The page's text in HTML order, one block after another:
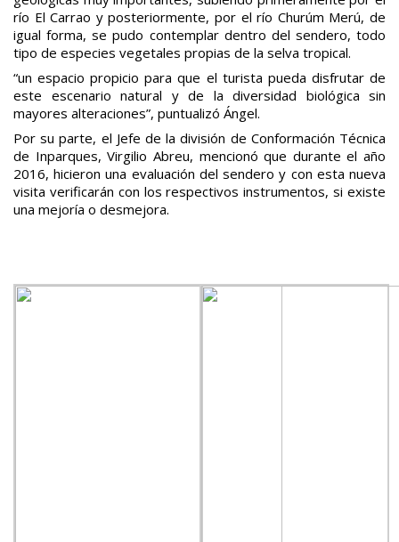
río El Carrao y posteriormente, por el río Churúm Merú, de
igual forma, se pudo contemplar dentro del sendero, todo
tipo de especies vegetales propias de la selva tropical.
“un espacio propicio para que el turista pueda disfrutar de
este escenario natural y de la diversidad biológica sin
mayores alteraciones”, puntualizó Ángel.
Por su parte, el Jefe de la división de Conformación Técnica
de Inparques, Virgilio Abreu, mencionó que durante el año
2016, hicieron una evaluación del sendero y con esta nueva
visita verificarán con los respectivos instrumentos, si existe
una mejoría o desmejora.